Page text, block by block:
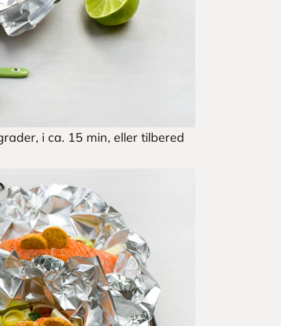
i ca. 15 min, eller tilbered